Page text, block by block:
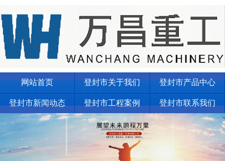
网站首页 登封市关于我们 登封市产品中心
登封市新闻动态 登封市工程案例 登封市联系我们